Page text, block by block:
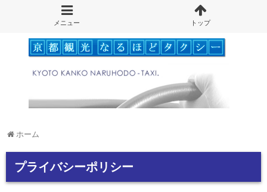
ホーム
プライバシーポリシー